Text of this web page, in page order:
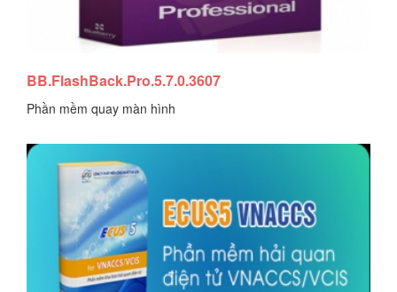
BB.FlashBack.Pro.5.7.0.3607
Phần mềm quay màn hình
Tải tài liệu